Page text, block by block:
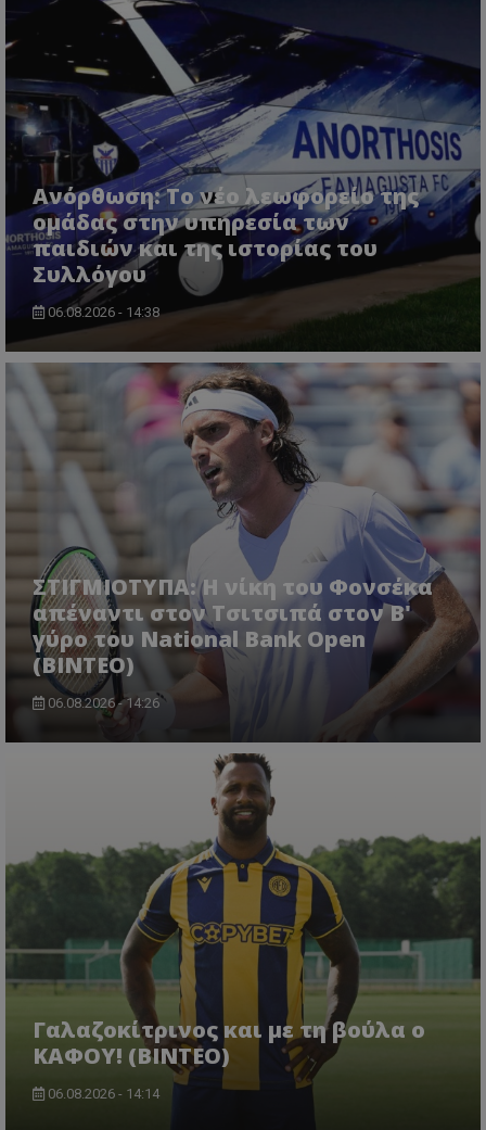
Ανόρθωση: Το νέο λεωφορείο της
ομάδας στην υπηρεσία των
παιδιών και της ιστορίας του
Συλλόγου
06.08.2026 - 14:38
ΣΤΙΓΜΙΟΤΥΠΑ: Η νίκη του Φονσέκα
απέναντι στον Τσιτσιπά στον Β'
γύρο του National Bank Open
(ΒΙΝΤΕΟ)
06.08.2026 - 14:26
Γαλαζοκίτρινος και με τη βούλα ο
ΚΑΦΟΥ! (ΒΙΝΤΕΟ)
06.08.2026 - 14:14